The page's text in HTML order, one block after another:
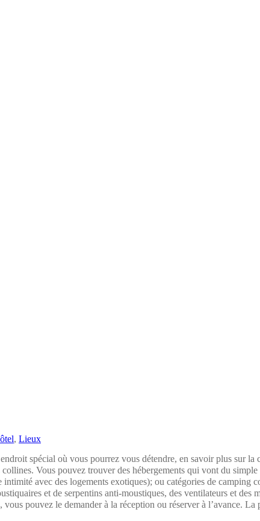
, Lieux
spécial où vous pourrez vous détendre, en savoir plus sur
Vous pouvez trouver des hébergements qui vont du
avec des logements exotiques); ou catégories de
et de serpentins anti-moustiques, des ventilateurs et des
pouvez le demander à la réception ou réserver à l’avance.